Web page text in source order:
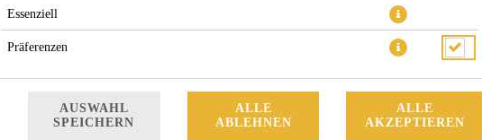
Essenziell
Präferenzen
AUSWAHL
SPEICHERN
ALLE
ABLEHNEN
ALLE
AKZEPTIEREN